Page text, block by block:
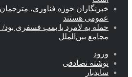
خبرنگاران حوزه فناوری، مترجمان
عمومی هستند
حمله به لامرد با بمب فسفری بود/
مجامع بین‌الملل
ورود
نوشته تصادفی
سایدبار